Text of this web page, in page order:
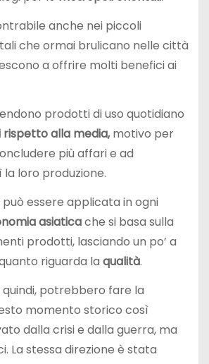
anche nei piccoli
che ormai brulicano nelle città
a offrire molti benefici ai
prodotti di uso quotidiano
rispetto alla media,motivo per
più affari e ad
loro produzione.
può essere applicata in ogni
asiaticache si basa sulla
prodotti, lasciando un po’ a
riguarda la qualità.
quindi, potrebbero fare la
momento storico così
dalla crisi e dalla guerra, ma
La stessa direzione è stata